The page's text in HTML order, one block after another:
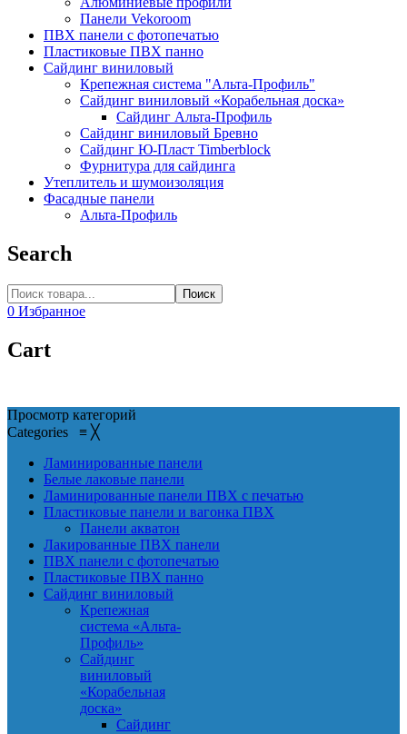
Панели Vekoroom
ПВХ панели с фотопечатью
Пластиковые ПВХ панно
Сайдинг виниловый
Крепежная система "Альта-Профиль"
Сайдинг виниловый «Корабельная доска»
Сайдинг Альта-Профиль
Сайдинг виниловый Бревно
Сайдинг Ю-Пласт Timberblock
Фурнитура для сайдинга
Утеплитель и шумоизоляция
Фасадные панели
Альта-Профиль
Search
Поиск
0 Избранное
Cart
Просмотр категорий
Categories ≡ ╳
Ламинированные панели
Белые лаковые панели
Ламинированные панели ПВХ с печатью
Пластиковые панели и вагонка ПВХ
Панели акватон
Лакированные ПВХ панели
ПВХ панели с фотопечатью
Пластиковые ПВХ панно
Сайдинг виниловый
Крепежная
система «Альта-
Профиль»
Сайдинг
виниловый
«Корабельная
доска»
Сайдинг